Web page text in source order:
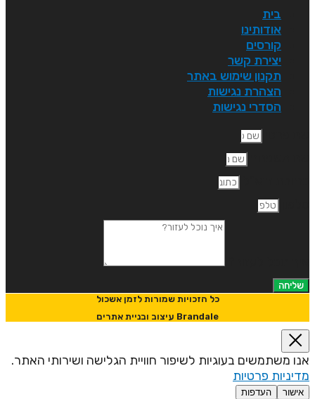
בית
אודותינו
קורסים
יצירת קשר
תקנון שימוש באתר
הצהרת נגישות
הסדרי נגישות
שליחה
כל הזכויות שמורות לזמן אשכול
Brandale עיצוב ובניית אתרים
משתמשים בעוגיות לשיפור חוויית הגלישה ושירותי האתר.
פרטיות
אישור העדפות